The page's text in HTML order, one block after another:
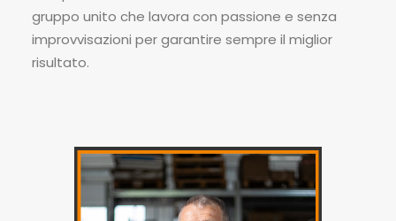
gruppo unito che lavora con passione e senza
improvvisazioni per garantire sempre il miglior
risultato.